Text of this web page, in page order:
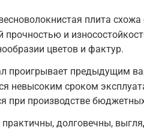
плита схожа
прочностью и
цветов и фактур.
проигрывает предыдущим
невысоким сроком
при производстве
долговечны,